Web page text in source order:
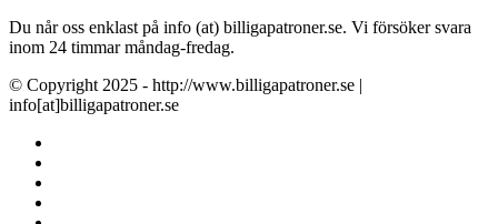
Du når oss enklast på info (at) billigapatroner.se. Vi försöker svara
inom 24 timmar måndag-fredag.
© Copyright 2025 - http://www.billigapatroner.se |
info[at]billigapatroner.se